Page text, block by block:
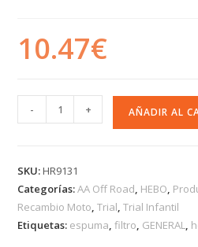
10.47€
- + AÑADIR AL
SKU:HR9131
Categorías:AA Off Road, HEBO,
Recambio Moto,Trial,Trial Infantil
Etiquetas: espuma,filtro, GENERAL,